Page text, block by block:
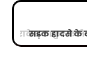
सड़क हादसे के